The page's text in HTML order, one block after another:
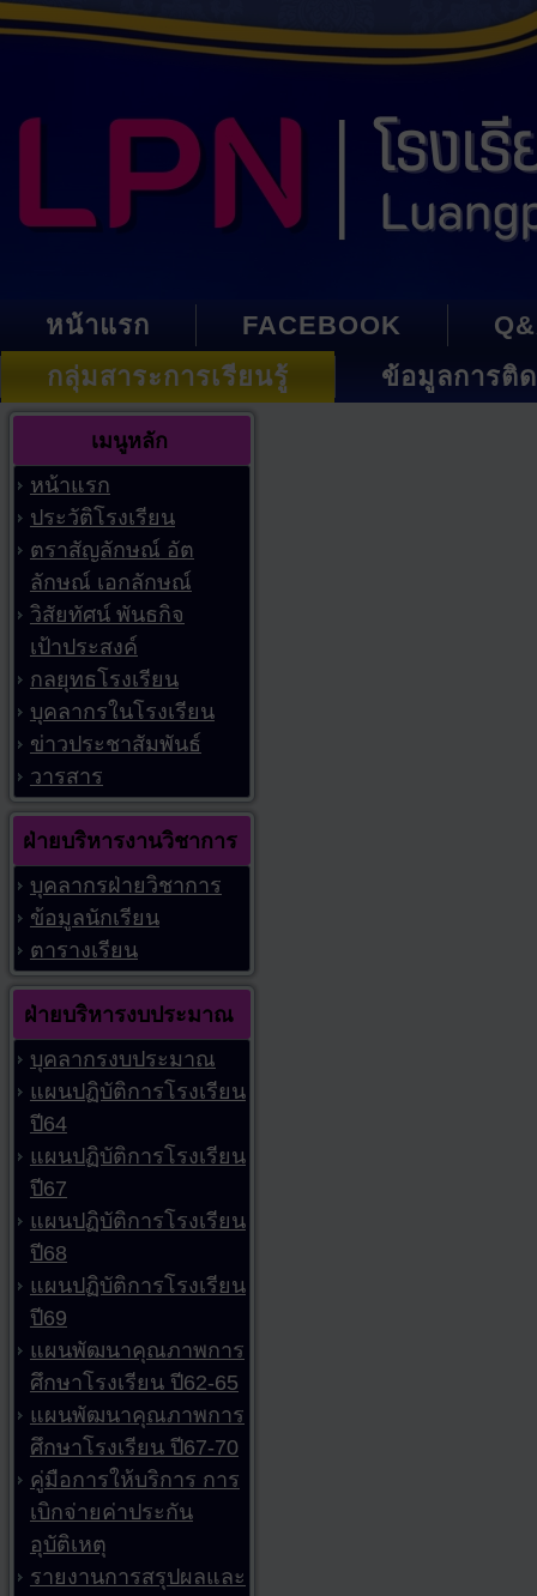
หน้าแรก FACEBOOK
กลุ่มสาระการเรียนรู้
ข้อมูลการติ
เมนูหลัก
หน้าแรก
ประวัติโรงเรียน
ตราสัญลักษณ์ อัต
ลักษณ์ เอกลักษณ์
วิสัยทัศน์ พันธกิจ
เป้าประสงค์
กลยุทธโรงเรียน
บุคลากรในโรงเรียน
ข่าวประชาสัมพันธ์
วารสาร
ฝ่ายบริหารงานวิชาการ
บุคลากรฝ่ายวิชาการ
ข้อมูลนักเรียน
ตารางเรียน
ฝ่ายบริหารงบประมาณ
บุคลากรงบประมาณ
แผนปฏิบัติการโรงเรียน
ปี64
แผนปฏิบัติการโรงเรียน
ปี67
แผนปฏิบัติการโรงเรียน
ปี68
แผนปฏิบัติการโรงเรียน
ปี69
แผนพัฒนาคุณภาพการ
ศึกษาโรงเรียน ปี62-65
แผนพัฒนาคุณภาพการ
ศึกษาโรงเรียน ปี67-70
คู่มือการให้บริการ การ
เบิกจ่ายค่าประกัน
อุบัติเหตุ
รายงานการสรุปผลและ